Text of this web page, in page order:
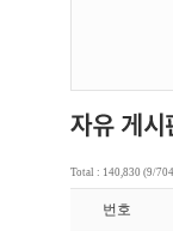
Total : 140,830 (9/
번호